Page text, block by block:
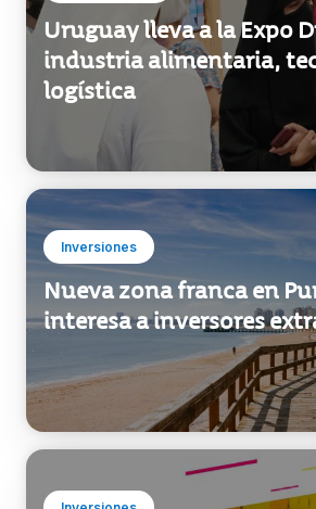
Uruguay lleva a la Expo
industria alimentaria,
logística
Inversiones
Nueva zona franca en
interesa a inversores